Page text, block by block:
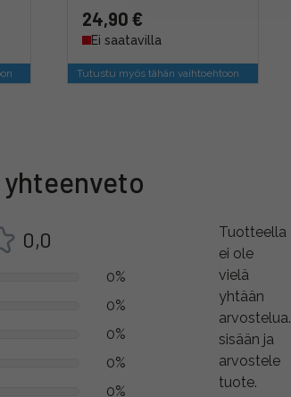
24,90 €
Ei saatavilla
Tutustu myös tähän vaihtoehtoon
0,0
0%
0%
0%
0%
0%
Tuotteella
ei ole
vielä
yhtään
arvostelua.
sisään ja
arvostele
tuote.